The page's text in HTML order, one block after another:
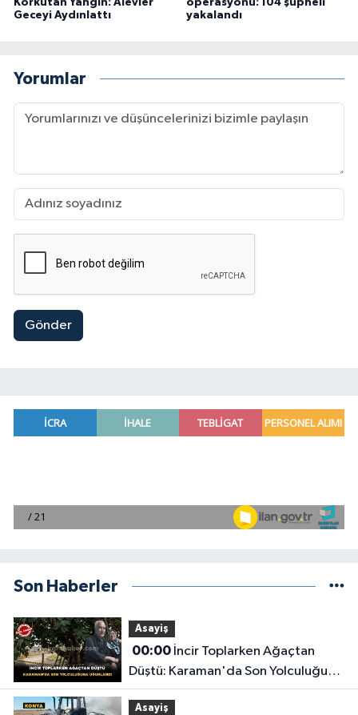
Geceyi Aydınlattı
yakalandı
Yorumlar
Gönder
Son Haberler
Asayiş
00:00İncir Toplarken Ağaçtan
Düştü: Karaman'da Son Yolculuğuna
Uğurlandı
Asayiş